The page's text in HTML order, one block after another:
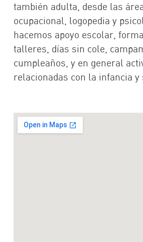
también adulta, desde las
ocupacional, logopedia y
hacemos apoyo escolar,
talleres, días sin cole,
cumpleaños, y en general
relacionadas con la infancia y